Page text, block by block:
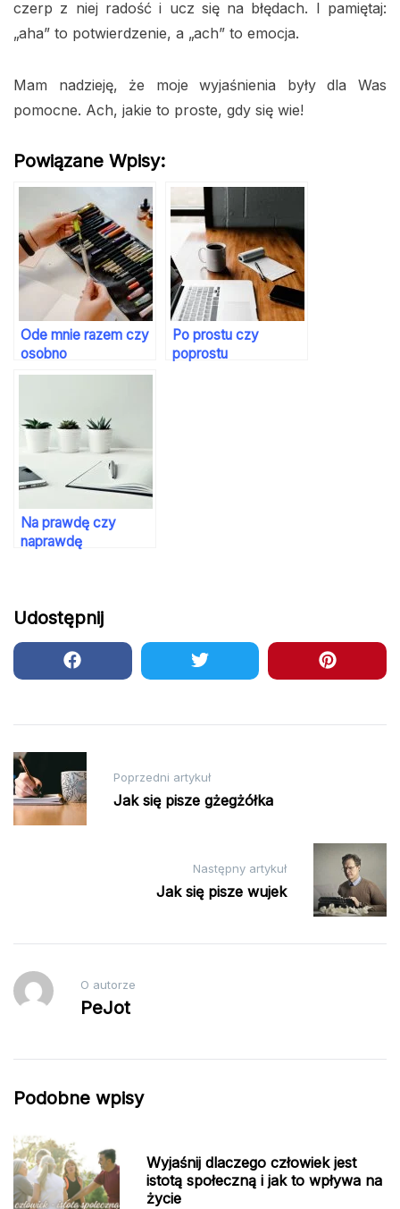
czerp z niej radość i ucz się na błędach. I pamiętaj:
„aha” to potwierdzenie, a „ach” to emocja.
Mam nadzieję, że moje wyjaśnienia były dla Was
pomocne. Ach, jakie to proste, gdy się wie!
Powiązane Wpisy:
Ode mnie razem czy
osobno
Po prostu czy
poprostu
Na prawdę czy
naprawdę
Udostępnij
Nawigacja
wpisu
Poprzedni artykuł
Jak się pisze gżegżółka
Następny artykuł
Jak się pisze wujek
O autorze
PeJot
Podobne wpisy
Wyjaśnij dlaczego człowiek jest
istotą społeczną i jak to wpływa na
życie